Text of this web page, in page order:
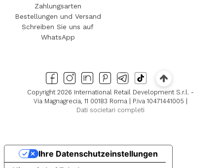
Zahlungsarten
Bestellungen und Versand
Schreiben Sie uns auf
WhatsApp
Copyright 2026 International Retail Development S.r.l. -
Via Magnagrecia, 11 00183 Roma | P.iva 10471441005 |
Dati societari completi
Ihre Datenschutzeinstellungen